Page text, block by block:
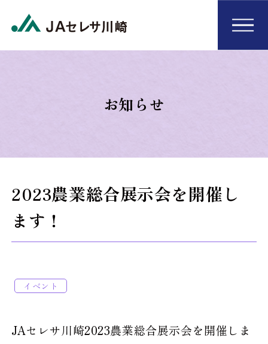
お知らせ
2023農業総合展示会を開催し
ます！
イベント
JAセレサ川崎2023農業総合展示会を開催しま